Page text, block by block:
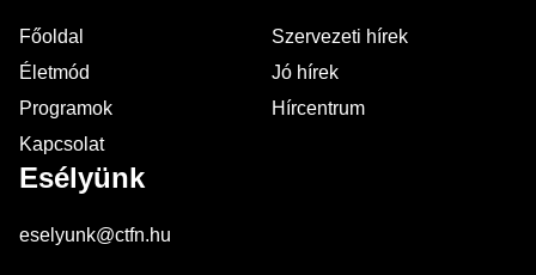
Főoldal
Szervezeti hírek
Életmód
Jó hírek
Programok
Hírcentrum
Kapcsolat
Esélyünk
eselyunk@ctfn.hu